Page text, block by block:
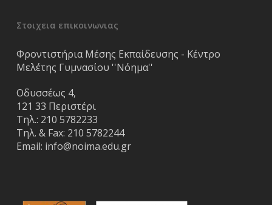
Στοιχεια επικοινωνιας
Φροντιστήρια Μέσης Εκπαίδευσης - Κέντρο
Μελέτης Γυμνασίου ''Νόημα''
Οδυσσέως 4,
121 33 Περιστέρι
Τηλ.: 210 5782233
Τηλ. & Fax: 210 5782244
Email: info@noima.edu.gr